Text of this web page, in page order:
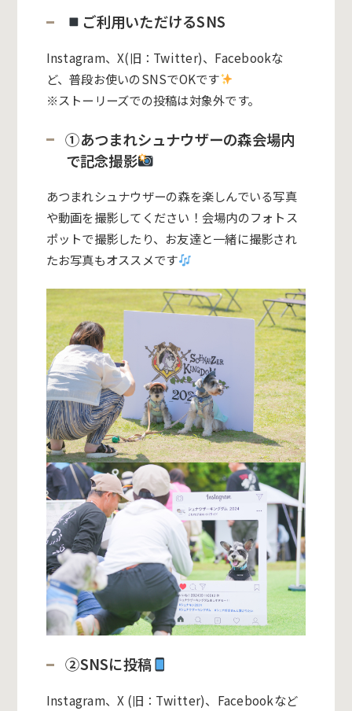
ご利用いただけるSNS
Instagram、X(旧：Twitter)、Facebookな
ど、普段お使いのSNSでOKです
※ストーリーズでの投稿は対象外です。
①あつまれシュナウザーの森会場内
で記念撮影
あつまれシュナウザーの森を楽しんでいる写真
や動画を撮影してください！会場内のフォトス
ポットで撮影したり、お友達と一緒に撮影され
たお写真もオススメです
②SNSに投稿
Instagram、X (旧：Twitter)、Facebookなど